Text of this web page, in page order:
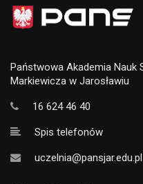
Państwowa Akademia Nauk
Markiewicza w Jarosławiu
16 624 46 40
Spis telefonów
uczelnia@pansjar.edu.pl